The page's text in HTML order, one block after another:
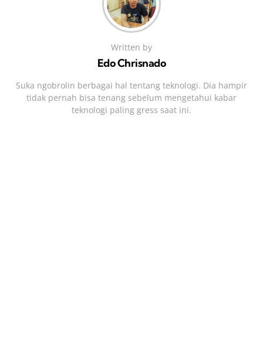
Written by
Edo Chrisnado
Suka ngobrolin berbagai hal tentang teknologi. Dia hampir
tidak pernah bisa tenang sebelum mengetahui kabar
teknologi paling gress saat ini.